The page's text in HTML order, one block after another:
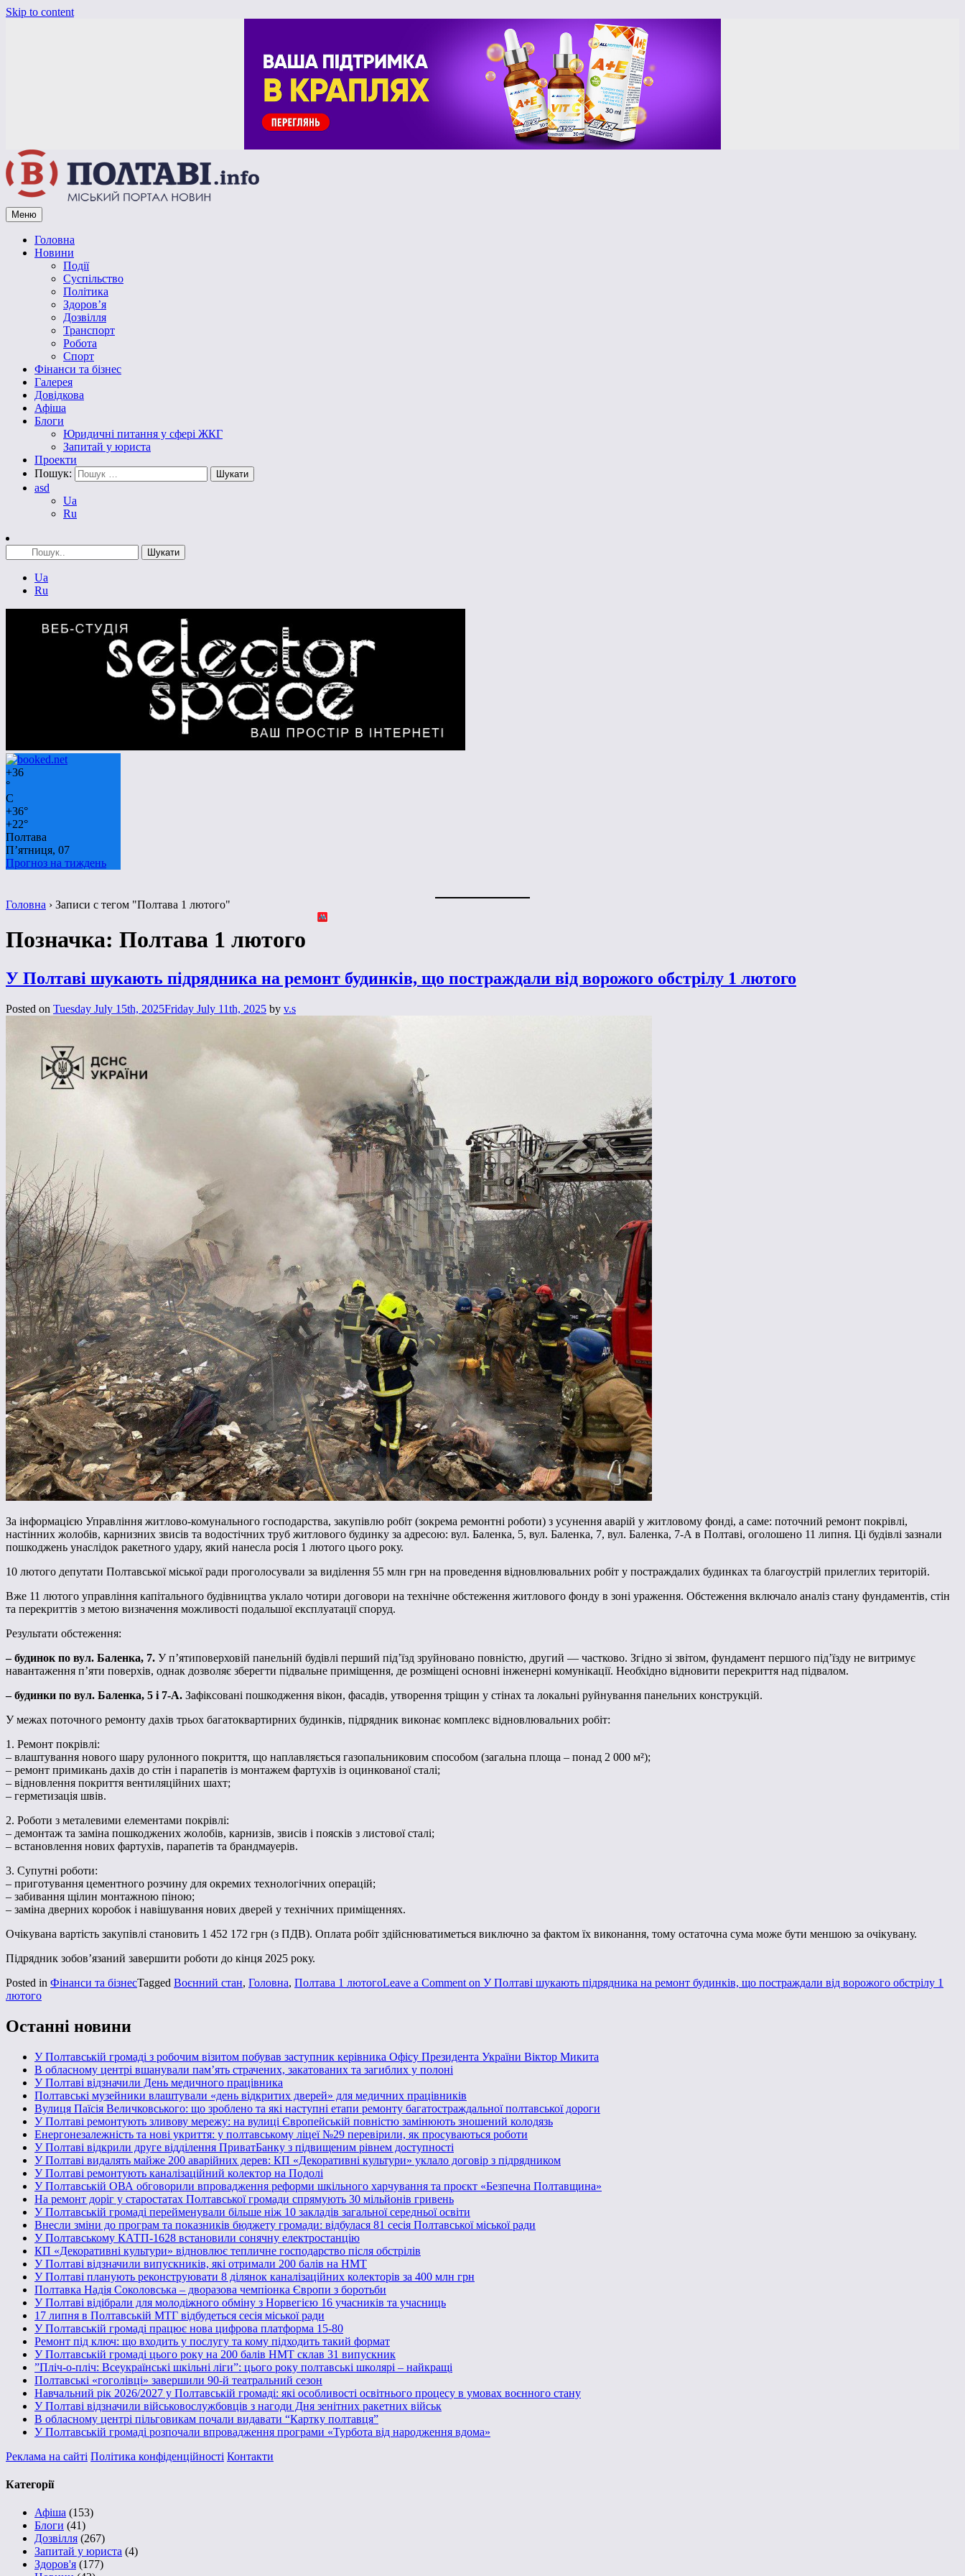
Skip to content
Vpoltave.info
Полтавський портал новин
Меню
Головна
Новини
Події
Суспільство
Політика
Здоров’я
Дозвілля
Транспорт
Робота
Спорт
Фінанси та бізнес
Галерея
Довідкова
Афіша
Блоги
Юридичні питання у сфері ЖКГ
Запитай у юриста
Проекти
Пошук:
asd
Ua
Ru
Ua
Ru
+36
°
C
+36°
+22°
Полтава
П’ятниця, 07
Прогноз на тиждень
Головна › Записи с тегом "Полтава 1 лютого"
Позначка: Полтава 1 лютого
У Полтаві шукають підрядника на ремонт будинків, що постраждали від ворожого обстрілу 1 лютого
Posted on Tuesday July 15th, 2025Friday July 11th, 2025 by v.s
За інформацією Управління житлово-комунального господарства, закупівлю робіт (зокрема ремонтні роботи) з усунення аварій у житловому фонді, а саме: поточний ремонт покрівлі,
настінних жолобів, карнизних звисів та водостічних труб житлового будинку за адресою: вул. Баленка, 5, вул. Баленка, 7, вул. Баленка, 7-А в Полтаві, оголошено 11 липня. Ці будівлі зазнали
пошкоджень унаслідок ракетного удару, який нанесла росія 1 лютого цього року.
10 лютого депутати Полтавської міської ради проголосували за виділення 55 млн грн на проведення відновлювальних робіт у постраждалих будинках та благоустрій прилеглих територій.
Вже 11 лютого управління капітального будівництва уклало чотири договори на технічне обстеження житлового фонду в зоні ураження. Обстеження включало аналіз стану фундаментів, стін
та перекриттів з метою визначення можливості подальшої експлуатації споруд.
Результати обстеження:
– будинок по вул. Баленка, 7. У пʼятиповерховій панельній будівлі перший під’їзд зруйновано повністю, другий — частково. Згідно зі звітом, фундамент першого під’їзду не витримує
навантаження п’яти поверхів, однак дозволяє зберегти підвальне приміщення, де розміщені основні інженерні комунікації. Необхідно відновити перекриття над підвалом.
– будинки по вул. Баленка, 5 і 7-А. Зафіксовані пошкодження вікон, фасадів, утворення тріщин у стінах та локальні руйнування панельних конструкцій.
У межах поточного ремонту дахів трьох багатоквартирних будинків, підрядник виконає комплекс відновлювальних робіт:
1. Ремонт покрівлі:
– влаштування нового шару рулонного покриття, що наплавляється газопальниковим способом (загальна площа – понад 2 000 м²);
– ремонт примикань дахів до стін і парапетів із монтажем фартухів із оцинкованої сталі;
– відновлення покриття вентиляційних шахт;
– герметизація швів.
2. Роботи з металевими елементами покрівлі:
– демонтаж та заміна пошкоджених жолобів, карнизів, звисів і поясків з листової сталі;
– встановлення нових фартухів, парапетів та брандмауерів.
3. Супутні роботи:
– приготування цементного розчину для окремих технологічних операцій;
– забивання щілин монтажною піною;
– заміна дверних коробок і навішування нових дверей у технічних приміщеннях.
Очікувана вартість закупівлі становить 1 452 172 грн (з ПДВ). Оплата робіт здійснюватиметься виключно за фактом їх виконання, тому остаточна сума може бути меншою за очікувану.
Підрядник зобов’язаний завершити роботи до кінця 2025 року.
Posted in Фінанси та бізнесTagged Воєнний стан, Головна, Полтава 1 лютогоLeave a Comment on У Полтаві шукають підрядника на ремонт будинків, що постраждали від ворожого обстрілу 1
лютого
Останні новини
У Полтавській громаді з робочим візитом побував заступник керівника Офісу Президента України Віктор Микита
В обласному центрі вшанували пам’ять страчених, закатованих та загиблих у полоні
У Полтаві відзначили День медичного працівника
Полтавські музейники влаштували «день відкритих дверей» для медичних працівників
Вулиця Паїсія Величковського: що зроблено та які наступні етапи ремонту багатостраждальної полтавської дороги
У Полтаві ремонтують зливову мережу: на вулиці Європейській повністю замінюють зношений колодязь
Енергонезалежність та нові укриття: у полтавському ліцеї №29 перевірили, як просуваються роботи
У Полтаві відкрили друге відділення ПриватБанку з підвищеним рівнем доступності
У Полтаві видалять майже 200 аварійних дерев: КП «Декоративні культури» уклало договір з підрядником
У Полтаві ремонтують каналізаційний колектор на Подолі
У Полтавській ОВА обговорили впровадження реформи шкільного харчування та проєкт «Безпечна Полтавщина»
На ремонт доріг у старостатах Полтавської громади спрямують 30 мільйонів гривень
У Полтавській громаді перейменували більше ніж 10 закладів загальної середньої освіти
Внесли зміни до програм та показників бюджету громади: відбулася 81 сесія Полтавської міської ради
У Полтавському КАТП-1628 встановили сонячну електростанцію
КП «Декоративні культури» відновлює тепличне господарство після обстрілів
У Полтаві відзначили випускників, які отримали 200 балів на НМТ
У Полтаві планують реконструювати 8 ділянок каналізаційних колекторів за 400 млн грн
Полтавка Надія Соколовська – дворазова чемпіонка Європи з боротьби
У Полтаві відібрали для молодіжного обміну з Норвегією 16 учасників та учасниць
17 липня в Полтавській МТГ відбудеться сесія міської ради
У Полтавській громаді працює нова цифрова платформа 15-80
Ремонт під ключ: що входить у послугу та кому підходить такий формат
У Полтавській громаді цього року на 200 балів НМТ склав 31 випускник
”Пліч-о-пліч: Всеукраїнські шкільні ліги”: цього року полтавські школярі – найкращі
Полтавські «гоголівці» завершили 90-й театральний сезон
Навчальний рік 2026/2027 у Полтавській громаді: які особливості освітнього процесу в умовах воєнного стану
У Полтаві відзначили військовослужбовців з нагоди Дня зенітних ракетних військ
В обласному центрі пільговикам почали видавати “Картку полтавця”
У Полтавській громаді розпочали впровадження програми «Турбота від народження вдома»
Реклама на сайті Політика конфіденційності Контакти
Категорії
Афіша (153)
Блоги (41)
Дозвілля (267)
Запитай у юриста (4)
Здоров'я (177)